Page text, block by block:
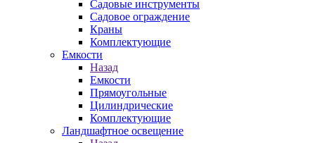
Садовые инструменты
Садовое ограждение
Краны
Комплектующие
Емкости
Назад
Емкости
Прямоугольные
Цилиндрические
Комплектующие
Ландшафтное освещение